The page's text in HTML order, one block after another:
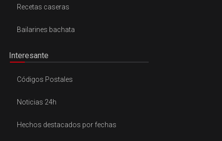
Recetas caseras
Bailarines bachata
Interesante
Códigos Postales
Noticias 24h
Hechos destacados por fechas